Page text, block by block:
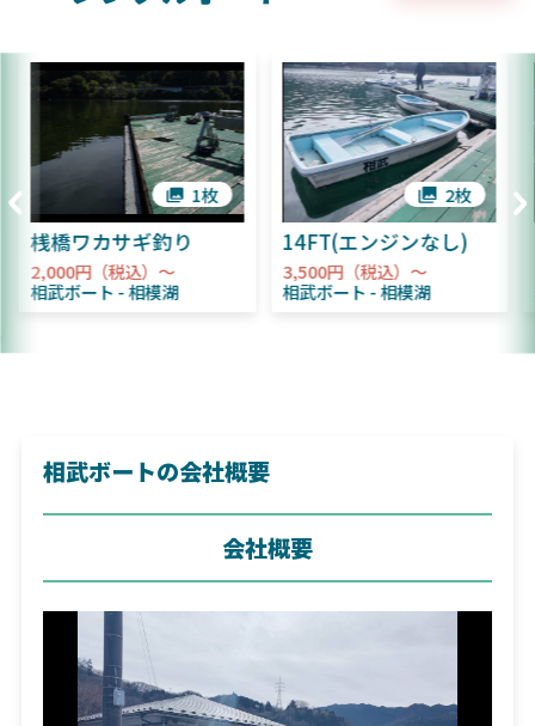
桟橋ワカサギ釣り
2,000円（税込）～
相武ボート 相模湖
1枚
14FT(エンジンなし)
3,500円（税込）～
相武ボート 相模湖
2枚
相武ボートの会社概要
会社概要